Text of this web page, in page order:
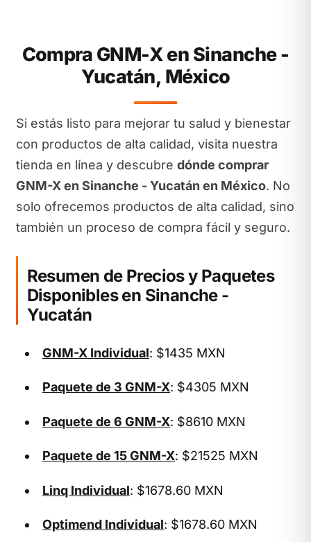
Compra GNM-X en Sinanche -
Yucatán, México
Si estás listo para mejorar tu salud y bienestar
con productos de alta calidad, visita nuestra
tienda en línea y descubre dónde comprar
GNM-X en Sinanche - Yucatán en México. No
solo ofrecemos productos de alta calidad, sino
también un proceso de compra fácil y seguro.
Resumen de Precios y Paquetes
Disponibles en Sinanche -
Yucatán
GNM-X Individual: $1435 MXN
Paquete de 3 GNM-X: $4305 MXN
Paquete de 6 GNM-X: $8610 MXN
Paquete de 15 GNM-X: $21525 MXN
Linq Individual: $1678.60 MXN
Optimend Individual: $1678.60 MXN